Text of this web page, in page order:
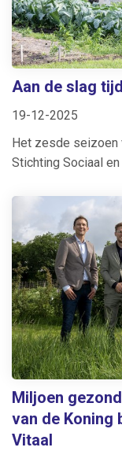
Aan de slag
19-12-2025
Het zesde
Stichting Sociaal
Miljoen
van de Koning
Vitaal